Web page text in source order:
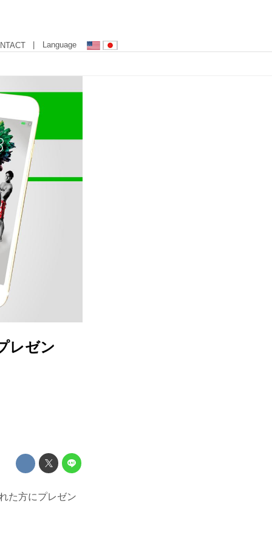
| Language
レゼン
た方にプレゼン